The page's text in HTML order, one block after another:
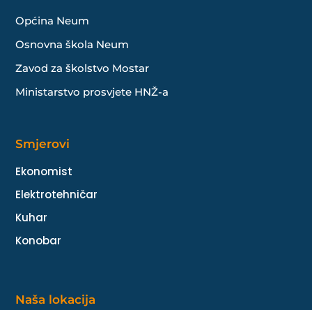
Općina Neum
Osnovna škola Neum
Zavod za školstvo Mostar
Ministarstvo prosvjete HNŽ-a
Smjerovi
Ekonomist
Elektrotehničar
Kuhar
Konobar
Naša lokacija